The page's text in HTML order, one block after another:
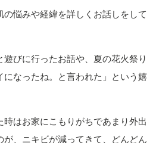
の悩みや経緯を詳しくお話しをして
びに行ったお話や、夏の花火祭り
になったね。と言われた」という嬉
はお家にこもりがちであまり外出
、ニキビが減ってきて、どんどん